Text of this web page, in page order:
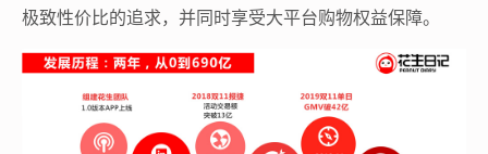
极致性价比的追求，并同时享受大平台购物权益保障。